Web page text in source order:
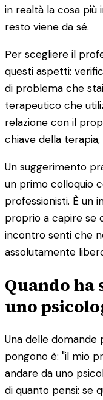
in realtà la cosa più
resto viene da sé.
Per scegliere il
questi aspetti:
di problema che
terapeutico che
relazione con il
chiave della
Un suggerimento
un primo colloquio
professionisti. È un
proprio a capire se
incontro senti che
assolutamente
Quando ha
uno
Una delle
pongono è: "il mio
andare da uno
di quanto pensi: se